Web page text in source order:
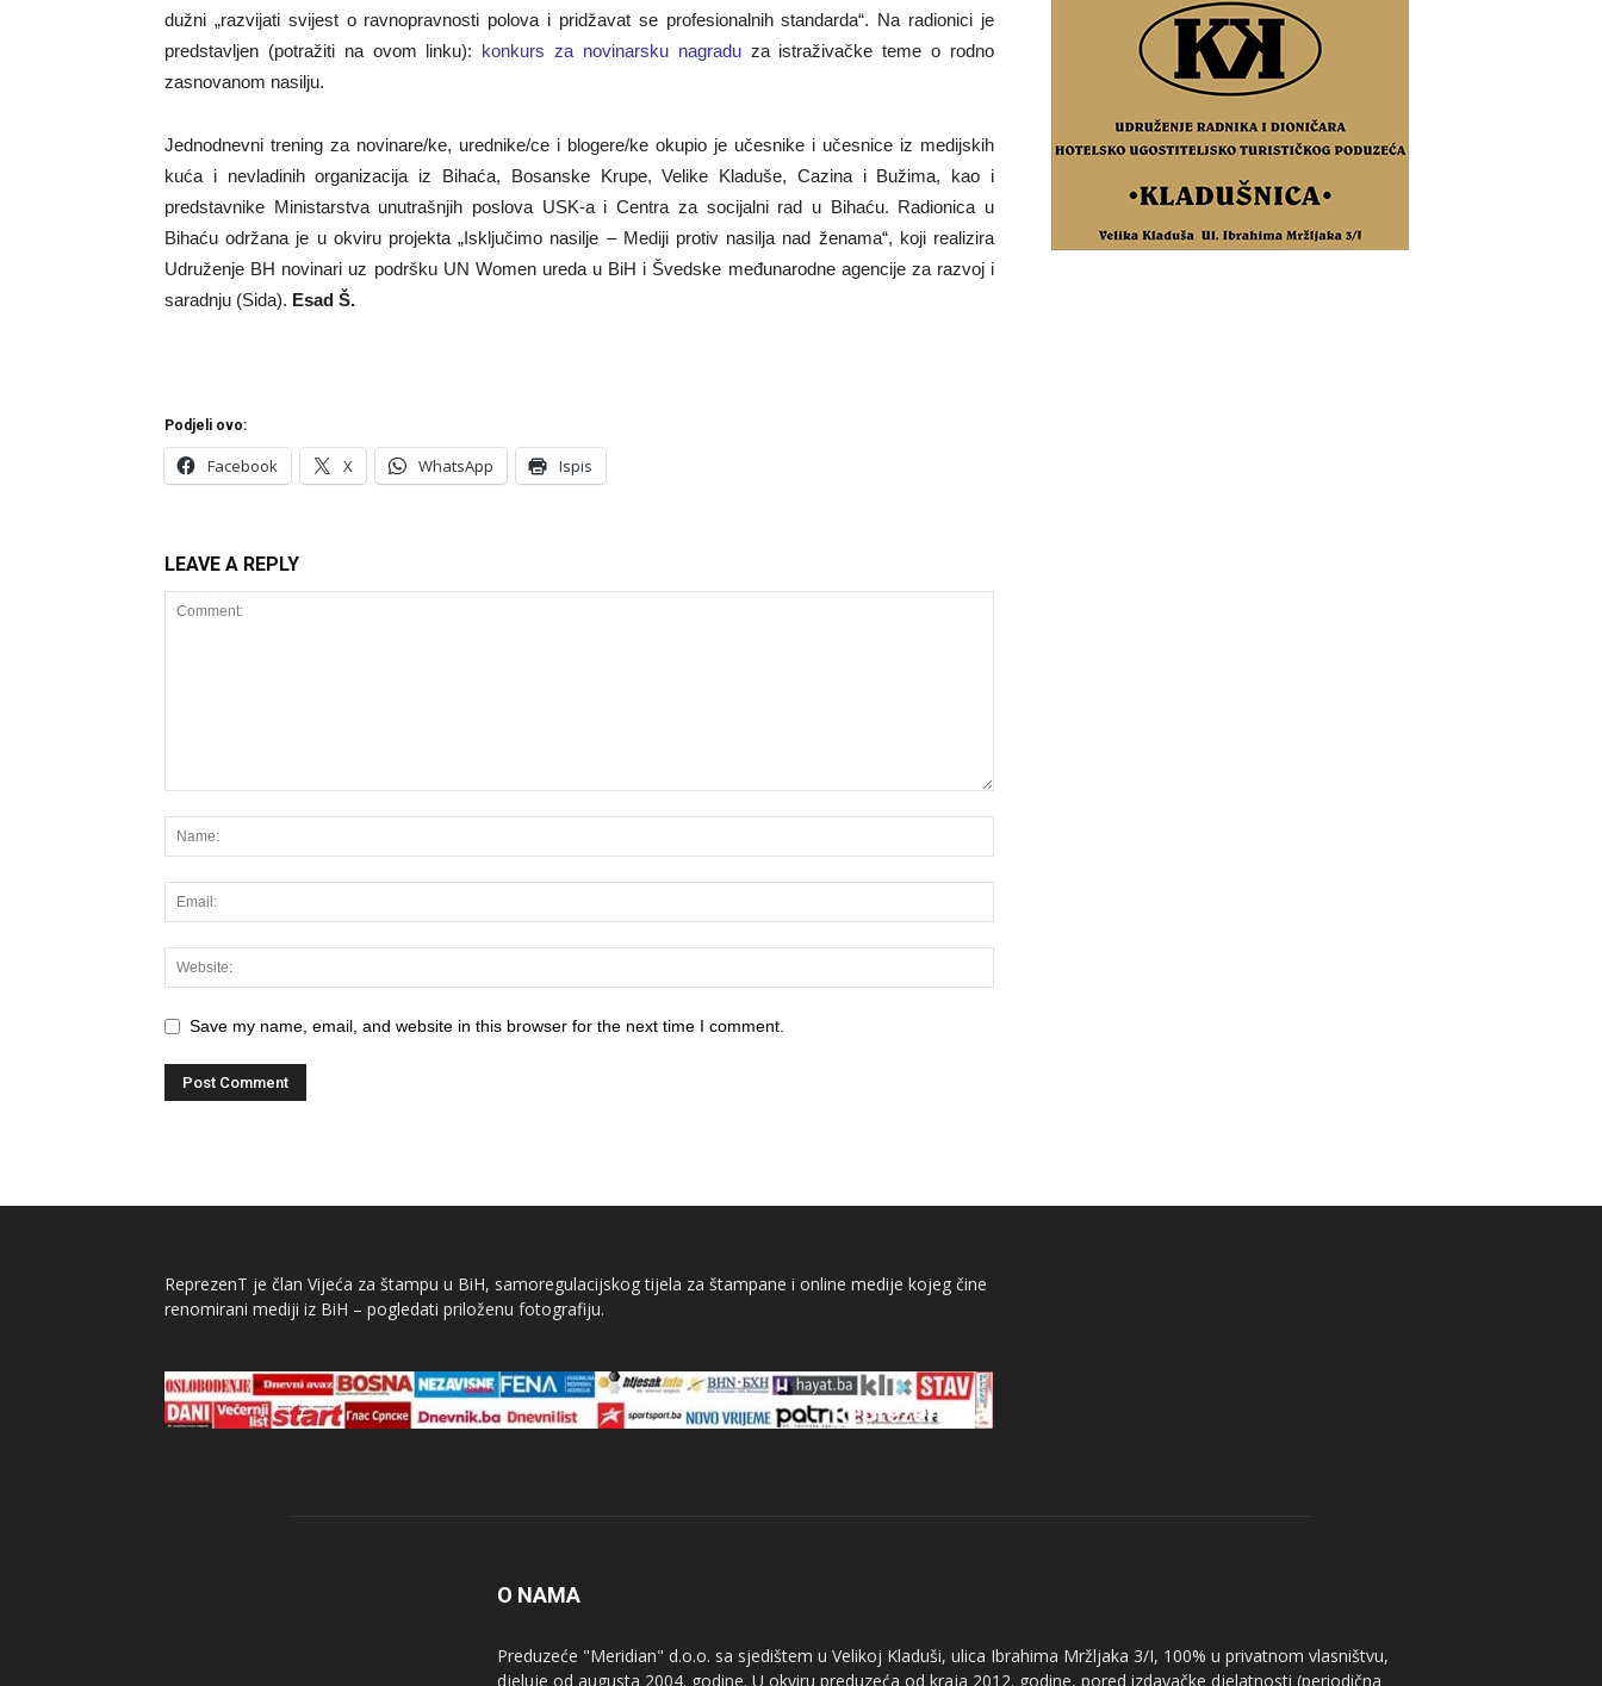
dužni „razvijati svijest o ravnopravnosti polova i pridžavat se profesionalnih standarda“. Na radionici je
predstavljen (potražiti na ovom linku): konkurs za novinarsku nagraduza istraživačke teme o rodno
zasnovanom nasilju.
Jednodnevni trening za novinare/ke, urednike/ce i blogere/ke okupio je učesnike i učesnice iz medijskih
kuća i nevladinih organizacija iz Bihaća, Bosanske Krupe, Velike Kladuše, Cazina i Bužima, kao i
predstavnike Ministarstva unutrašnjih poslova USK-a i Centra za socijalni rad u Bihaću. Radionica u
Bihaću održana je u okviru projekta „Isključimo nasilje – Mediji protiv nasilja nad ženama“, koji realizira
Udruženje BH novinari uz podršku UN Women ureda u BiH i Švedske međunarodne agencije za razvoj i
saradnju (Sida). Esad Š.
Podjeli ovo:
Facebook X WhatsApp Ispis
LEAVE A REPLY
Save my name, email, and website in this browser for the next time I comment.
ReprezenT je član Vijeća za štampu u BiH, samoregulacijskog tijela za štampane i online medije kojeg čine
renomirani mediji iz BiH – pogledati priloženu fotografiju.
O NAMA
Preduzeće "Meridian" d.o.o. sa sjedištem u Velikoj Kladuši, ulica Ibrahima Mržljaka 3/I, 100% u privatnom vlasništvu,
djeluje od augusta 2004. godine. U okviru preduzeća od kraja 2012. godine, pored izdavačke djelatnosti (periodična